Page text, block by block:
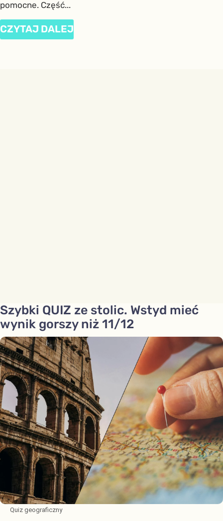
pomocne. Część...
CZYTAJ DALEJ
Szybki QUIZ ze stolic. Wstyd mieć
wynik gorszy niż 11/12
Quiz geograficzny